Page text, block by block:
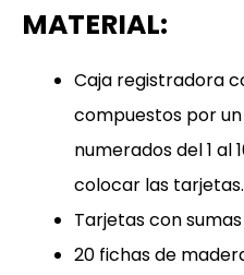
MATERIAL:
Caja registradora
compuestos por un
numerados del 1 al
colocar las tarjetas.
Tarjetas con
20 fichas de